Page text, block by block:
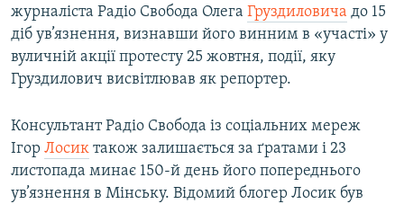
журналіста Радіо Свобода Олега Груздиловича до 15
діб ув’язнення, визнавши його винним в «участі» у
вуличній акції протесту 25 жовтня, події, яку
Груздилович висвітлював як репортер.
Консультант Радіо Свобода із соціальних мереж
Ігор Лосик також залишається за ґратами і 23
листопада минає 150-й день його попереднього
ув’язнення в Мінську. Відомий блогер Лосик був